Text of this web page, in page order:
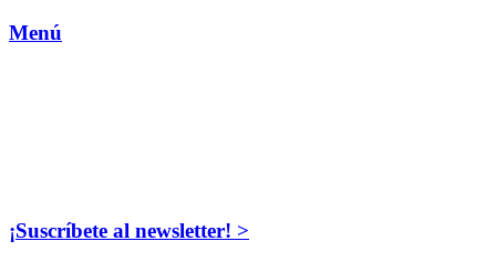
Menú
¡Suscríbete al newsletter! >